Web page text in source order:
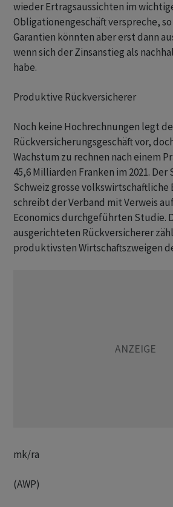
wieder Ertragsaussichten im
Obligationengeschäft verspreche, so
Garantien könnten aber erst dann
wenn sich der Zinsanstieg als
habe.
Produktive Rückversicherer
Noch keine Hochrechnungen legt
Rückversicherungsgeschäft vor,
Wachstum zu rechnen nach einem
45,6 Milliarden Franken im 2021.
Schweiz grosse
schreibt der Verband mit Verweis
Economics durchgeführten Studie.
ausgerichteten Rückversicherer
produktivsten Wirtschaftszweigen
mk/ra
(AWP)